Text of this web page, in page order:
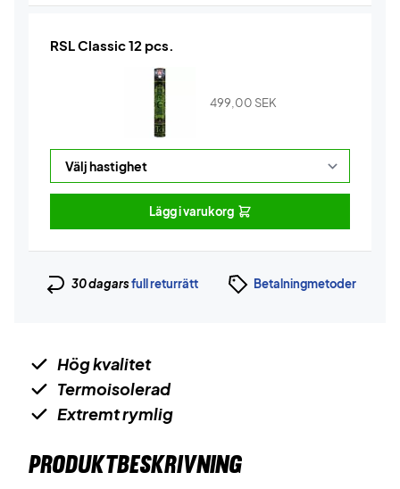
RSL Classic 12 pcs.
499,00 SEK
Lägg i varukorg
30 dagarsfull returrätt Betalningmetoder
Hög kvalitet
Termoisolerad
Extremt rymlig
PRODUKTBESKRIVNING